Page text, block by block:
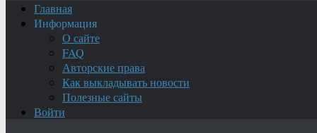
Главная
Информация
О сайте
FAQ
Авторские права
Как выкладывать новости
Полезные сайты
Войти